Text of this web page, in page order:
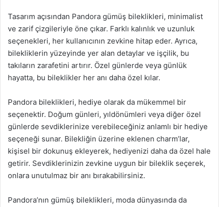
Tasarım açısından Pandora gümüş bileklikleri, minimalist
ve zarif çizgileriyle öne çıkar. Farklı kalınlık ve uzunluk
seçenekleri, her kullanıcının zevkine hitap eder. Ayrıca,
bilekliklerin yüzeyinde yer alan detaylar ve işçilik, bu
takıların zarafetini artırır. Özel günlerde veya günlük
hayatta, bu bileklikler her anı daha özel kılar.
Pandora bileklikleri, hediye olarak da mükemmel bir
seçenektir. Doğum günleri, yıldönümleri veya diğer özel
günlerde sevdiklerinize verebileceğiniz anlamlı bir hediye
seçeneği sunar. Bilekliğin üzerine eklenen charm’lar,
kişisel bir dokunuş ekleyerek, hediyenizi daha da özel hale
getirir. Sevdiklerinizin zevkine uygun bir bileklik seçerek,
onlara unutulmaz bir anı bırakabilirsiniz.
Pandora’nın gümüş bileklikleri, moda dünyasında da